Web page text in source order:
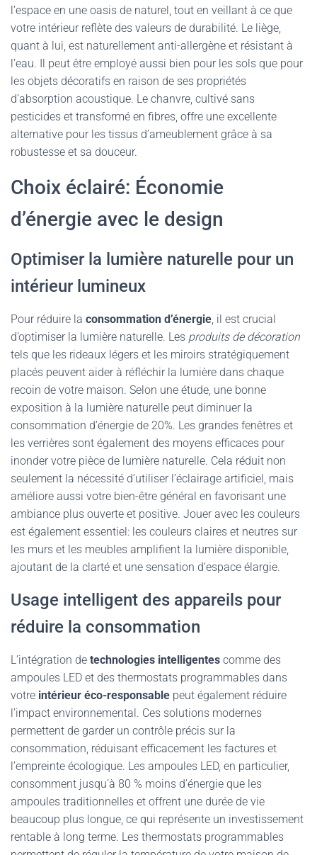
l’espace en une oasis de naturel, tout en veillant à ce que
votre intérieur reflète des valeurs de durabilité. Le liège,
quant à lui, est naturellement anti-allergène et résistant à
l’eau. Il peut être employé aussi bien pour les sols que pour
les objets décoratifs en raison de ses propriétés
d’absorption acoustique. Le chanvre, cultivé sans
pesticides et transformé en fibres, offre une excellente
alternative pour les tissus d’ameublement grâce à sa
robustesse et sa douceur.
Choix éclairé: Économie
d’énergie avec le design
Optimiser la lumière naturelle pour un
intérieur lumineux
Pour réduire la consommation d’énergie, il est crucial
d’optimiser la lumière naturelle. Les produits de décoration
tels que les rideaux légers et les miroirs stratégiquement
placés peuvent aider à réfléchir la lumière dans chaque
recoin de votre maison. Selon une étude, une bonne
exposition à la lumière naturelle peut diminuer la
consommation d’énergie de 20%. Les grandes fenêtres et
les verrières sont également des moyens efficaces pour
inonder votre pièce de lumière naturelle. Cela réduit non
seulement la nécessité d’utiliser l’éclairage artificiel, mais
améliore aussi votre bien-être général en favorisant une
ambiance plus ouverte et positive. Jouer avec les couleurs
est également essentiel: les couleurs claires et neutres sur
les murs et les meubles amplifient la lumière disponible,
ajoutant de la clarté et une sensation d’espace élargie.
Usage intelligent des appareils pour
réduire la consommation
L’intégration de technologies intelligentes comme des
ampoules LED et des thermostats programmables dans
votre intérieur éco-responsable peut également réduire
l’impact environnemental. Ces solutions modernes
permettent de garder un contrôle précis sur la
consommation, réduisant efficacement les factures et
l’empreinte écologique. Les ampoules LED, en particulier,
consomment jusqu’à 80 % moins d’énergie que les
ampoules traditionnelles et offrent une durée de vie
beaucoup plus longue, ce qui représente un investissement
rentable à long terme. Les thermostats programmables